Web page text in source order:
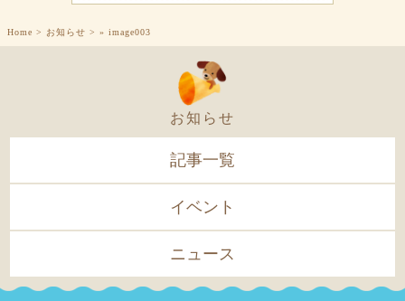
Home > お知らせ > » image003
お知らせ
記事一覧
イベント
ニュース